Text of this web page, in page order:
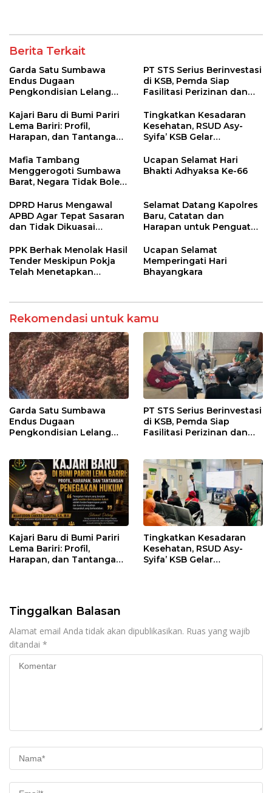
Berita Terkait
Garda Satu Sumbawa
Endus Dugaan
Pengkondisian Lelang
Benih Bawang Merah
senilai Rp 7,5 Miliar
PT STS Serius Berinvestasi
di KSB, Pemda Siap
Fasilitasi Perizinan dan
Regulasi
Kajari Baru di Bumi Pariri
Lema Bariri: Profil,
Harapan, dan Tantangan
Tingkatkan Kesadaran
Kesehatan, RSUD Asy-
Syifa’ KSB Gelar
Melitus pada Lansia
Mafia Tambang
Menggerogoti Sumbawa
Barat, Negara Tidak Boleh
hingga WNA
Ucapan Selamat Hari
Bhakti Adhyaksa Ke-66
DPRD Harus Mengawal
APBD Agar Tepat Sasaran
dan Tidak Dikuasai
Tertentu
Selamat Datang Kapolres
Baru, Catatan dan
Harapan untuk Penguatan
PPK Berhak Menolak Hasil
Tender Meskipun Pokja
Telah Menetapkan
Ucapan Selamat
Memperingati Hari
Bhayangkara
Rekomendasi untuk kamu
Garda Satu Sumbawa
Endus Dugaan
Pengkondisian Lelang
senilai Rp 7,5 Miliar
PT STS Serius Berinvestasi
di KSB, Pemda Siap
Fasilitasi Perizinan dan
Kajari Baru di Bumi Pariri
Lema Bariri: Profil,
Harapan, dan Tantangan
Tingkatkan Kesadaran
Kesehatan, RSUD Asy-
Syifa’ KSB Gelar
Tinggalkan Balasan
Alamat email Anda tidak akan dipublikasikan. Ruas yang wajib
ditandai *